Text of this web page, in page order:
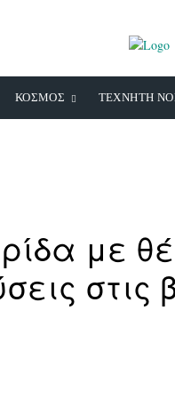
ΚΟΣΜΟΣ ΤΕΧΝΗΤΗ
με
στις